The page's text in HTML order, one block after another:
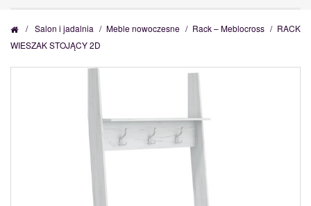
/ Salon i jadalnia / Meble nowoczesne / Rack – Meblocross / RACK
WIESZAK STOJĄCY 2D